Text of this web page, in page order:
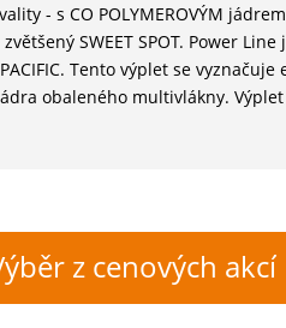
- s CO POLYMEROVÝM
SWEET SPOT. Power
Tento výplet se
obaleného multivlákny.
z cenových akcí